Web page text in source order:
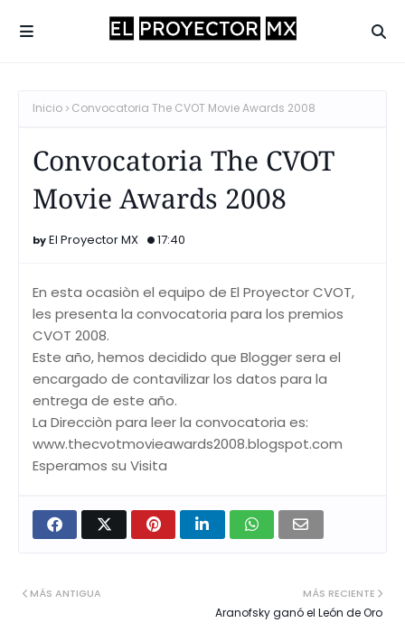
Inicio Convocatoria The CVOT Movie Awards 2008
Convocatoria The CVOT
Movie Awards 2008
El Proyector MX 17:40
En esta ocasiòn el equipo de El Proyector CVOT,
les presenta la convocatoria para los premios
CVOT 2008.
Este año, hemos decidido que Blogger sera el
encargado de contavilizar los datos para la
entrega de este año.
La Direcciòn para leer la convocatoria es:
www.thecvotmovieawards2008.blogspot.com
Esperamos su Visita
MÁS RECIENTE
Aranofsky ganó el León de Oro
MÁS ANTIGUA